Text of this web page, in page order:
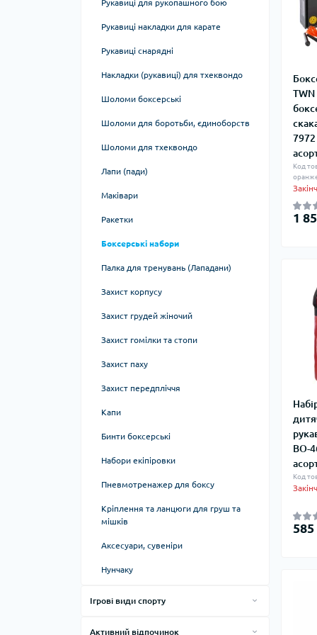
Столи для армрестлінгу
Рукоятки для тяг
Лавки та стійки для гантелей, дисків,
грифів, гирь, інвентарю
Баланс, рівновага
Лямки, манжети, упряж
Пояси для фітнесу та бодібілдингу
Стрічки, гума
Хулахупи. обручі, кільця
Палиці гімнастичні
Кінезіо тейп
Масажні м'ячі
Масажні валики, ролики
Тренажери для пресу
Скакалки
Блоки для йоги
Гамаки для йоги
Диски для ковзання
Еспандери
Колесо для йоги
М'ячі для пілатесу
Напівсфери масажні
Еспандери кистьові
Рукавиці для рукопашного бою
Рукавиці накладки для карате
Рукавиці снарядні
Накладки (рукавиці) для тхеквондо
Шоломи боксерські
Шоломи для боротьби, єдиноборств
Шоломи для тхеквондо
Лапи (пади)
Маківари
Ракетки
Боксерські набори
Палка для тренувань (Лападани)
Захист корпусу
Захист грудей жіночий
Захист гомілки та стопи
Захист паху
Захист передпліччя
Капи
Бинти боксерські
Набори екіпіровки
Пневмотренажер для боксу
Кріплення та ланцюги для груш та
мішків
Аксесуари, сувеніри
Нунчаку
Ігрові види спорту
Активний відпочинок
Код
1
BO-
Код
585